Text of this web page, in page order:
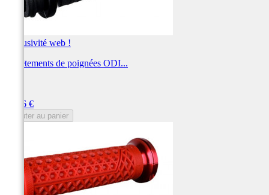
Exclusivité web !
Revêtements de poignées ODI...
92,46 €
Ajouter au panier